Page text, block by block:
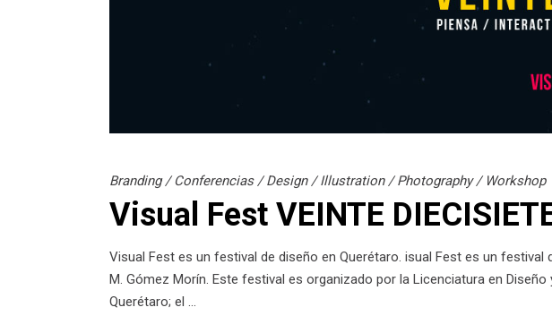
Branding/Conferencias/Design/Illustration/Photography/ Workshop
Visual Fest VEINTE
Visual Fest es un festival de diseño en Querétaro. isual Fest es un festival
M. Gómez Morín. Este festival es organizado por la Licenciatura en
Querétaro; el